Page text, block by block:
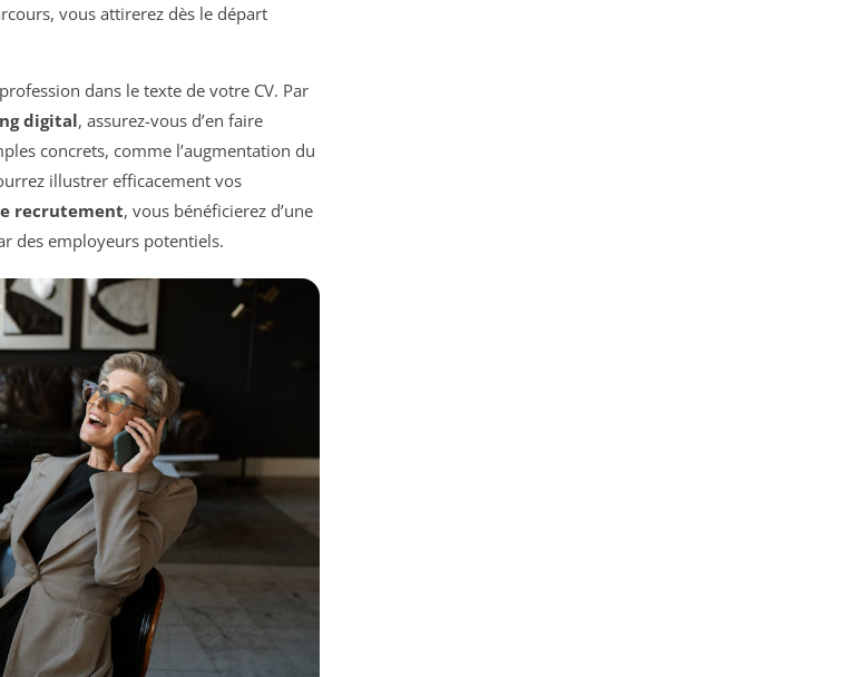
vous attirerez dès le départ
dans le texte de votre CV. Par
digital, assurez-vous d’en faire
concrets, comme l’augmentation du
illustrer efficacement vos
recrutement, vous bénéficierez d’une
des employeurs potentiels.